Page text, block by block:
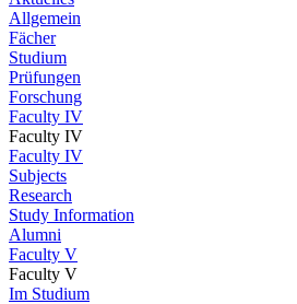
Allgemein
Fächer
Studium
Prüfungen
Forschung
Faculty IV
Faculty IV
Faculty IV
Subjects
Research
Study Information
Alumni
Faculty V
Faculty V
Im Studium